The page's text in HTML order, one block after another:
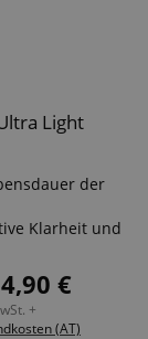
Light
der
Klarheit und
getestet
/ .052
€
+
(AT)